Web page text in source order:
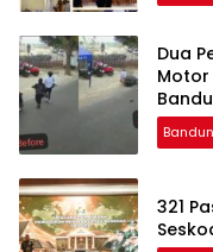
Dua
Motor
321